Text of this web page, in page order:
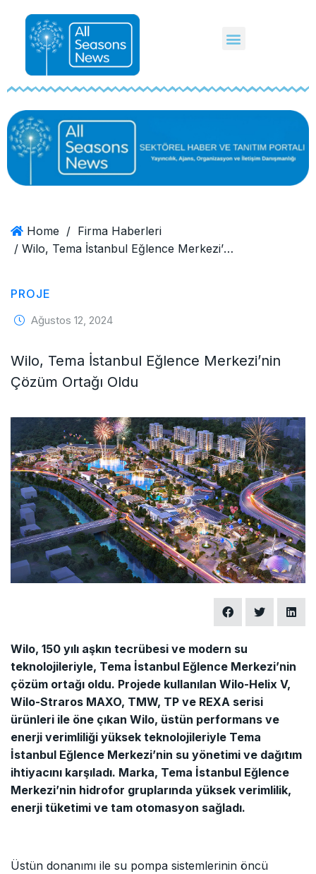
Home / Firma Haberleri
/ Wilo, Tema İstanbul Eğlence Merkezi’nin Çözüm Ortağı Oldu
PROJE
Ağustos 12, 2024
Wilo, Tema İstanbul Eğlence Merkezi’nin
Çözüm Ortağı Oldu
Wilo, 150 yılı aşkın tecrübesi ve modern su
teknolojileriyle, Tema İstanbul Eğlence Merkezi’nin
çözüm ortağı oldu. Projede kullanılan Wilo-Helix V,
Wilo-Straros MAXO, TMW, TP ve REXA serisi
ürünleri ile öne çıkan Wilo, üstün performans ve
enerji verimliliği yüksek teknolojileriyle Tema
İstanbul Eğlence Merkezi’nin su yönetimi ve dağıtım
ihtiyacını karşıladı. Marka, Tema İstanbul Eğlence
Merkezi’nin hidrofor gruplarında yüksek verimlilik,
enerji tüketimi ve tam otomasyon sağladı.
Üstün donanımı ile su pompa sistemlerinin öncü